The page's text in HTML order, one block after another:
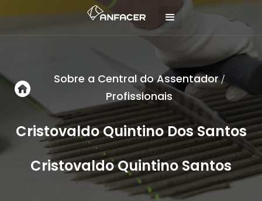
Sobre a Central do Assentador/
Profissionais
Cristovaldo Quintino Dos Santos
Cristovaldo Quintino Santos